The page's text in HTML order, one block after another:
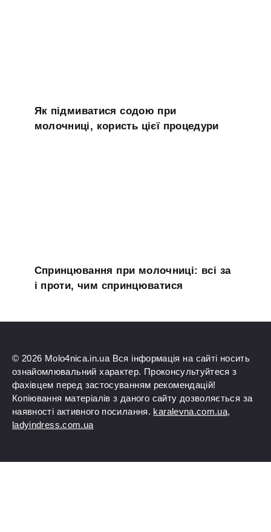
Як підмиватися содою при
молочниці, користь цієї процедури
Спринцювання при молочниці: всі за
і проти, чим спринцюватися
© 2026 Molo4nica.in.ua Вся інформація на сайті носить
ознайомлювальний характер. Проконсультуйтеся з
фахівцем перед застосуванням рекомендацій!
Копіювання матеріалів з даного сайту дозволяється за
наявності активного посилання. karalevna.com.ua,
ladyindress.com.ua